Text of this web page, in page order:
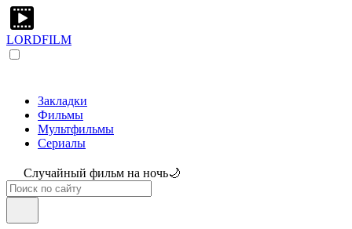
LORDFILM
Закладки
Фильмы
Мультфильмы
Сериалы
Случайный фильм на ночь🌙